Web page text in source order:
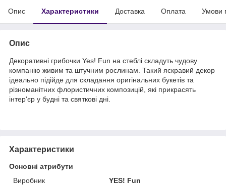
Опис Характеристики Доставка Оплата Умови
Опис
Декоративні грибочки Yes! Fun на стеблі складуть чудову
компанію живим та штучним рослинам. Такий яскравий декор
ідеально підійде для складання оригінальних букетів та
різноманітних флористичних композицій, які прикрасять
інтер'єр у будні та святкові дні.
Характеристики
Основні атрибути
Виробник
YES! Fun